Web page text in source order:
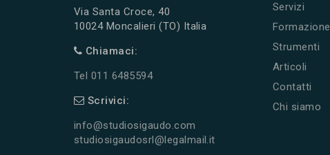
Via Santa Croce, 40
10024 Moncalieri (TO) Italia
Chiamaci:
Tel 011 6485594
Scrivici:
info@studiosigaudo.com
studiosigaudosrl@legalmail.it
Servizi
Formazione
Strumenti
Articoli
Contatti
Chi siamo